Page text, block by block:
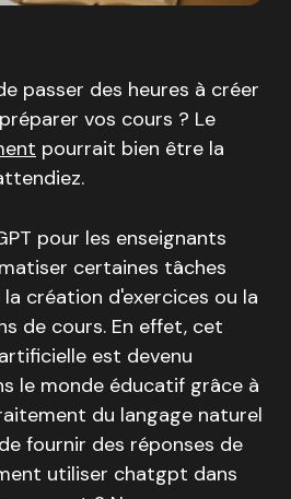
passer des heures à créer
vos cours ? Le
pourrait bien être la
pour les enseignants
certaines tâches
création d'exercices ou la
de cours. En effet, cet
est devenu
le monde éducatif grâce à
du langage naturel
fournir des réponses de
utiliser chatgpt dans